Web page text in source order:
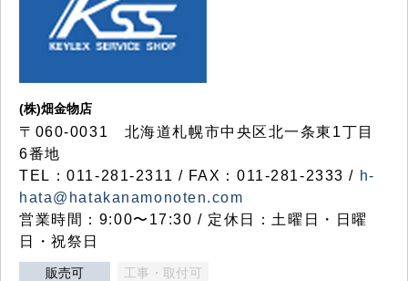
(株)畑金物店
〒060-0031 北海道札幌市中央区北一条東1丁目
6番地
TEL：011-281-2311 / FAX：011-281-2333 / h-
hata@hatakanamonoten.com
営業時間：9:00〜17:30 / 定休日：土曜日・日曜
日・祝祭日
販売可 工事・取付可